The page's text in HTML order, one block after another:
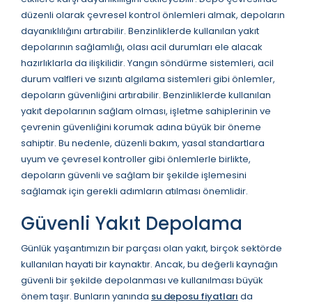
düzenli olarak çevresel kontrol önlemleri almak, depoların
dayanıklılığını artırabilir. Benzinliklerde kullanılan yakıt
depolarının sağlamlığı, olası acil durumları ele alacak
hazırlıklarla da ilişkilidir. Yangın söndürme sistemleri, acil
durum valfleri ve sızıntı algılama sistemleri gibi önlemler,
depoların güvenliğini artırabilir. Benzinliklerde kullanılan
yakıt depolarının sağlam olması, işletme sahiplerinin ve
çevrenin güvenliğini korumak adına büyük bir öneme
sahiptir. Bu nedenle, düzenli bakım, yasal standartlara
uyum ve çevresel kontroller gibi önlemlerle birlikte,
depoların güvenli ve sağlam bir şekilde işlemesini
sağlamak için gerekli adımların atılması önemlidir.
Güvenli Yakıt Depolama
Günlük yaşantımızın bir parçası olan yakıt, birçok sektörde
kullanılan hayati bir kaynaktır. Ancak, bu değerli kaynağın
güvenli bir şekilde depolanması ve kullanılması büyük
önem taşır. Bunların yanında su deposu fiyatları da